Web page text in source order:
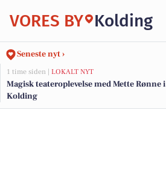
VORES BY Kolding
Seneste nyt ›
1 time siden | LOKALT NYT
Magisk teateroplevelse med Mette Rønne i
Kolding